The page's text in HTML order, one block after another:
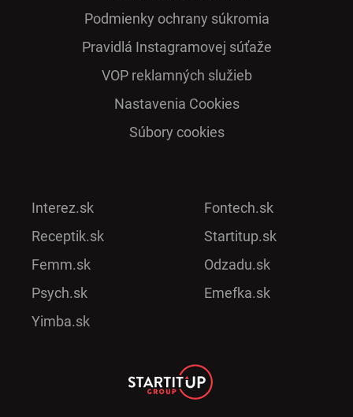
Podmienky ochrany súkromia
Pra­vidlá Ins­ta­gra­mo­vej sú­ťaže
VOP reklamných služieb
Nastavenia Cookies
Súbory cookies
Interez.sk
Receptik.sk
Femm.sk
Psych.sk
Yimba.sk
Fontech.sk
Startitup.sk
Odzadu.sk
Emefka.sk